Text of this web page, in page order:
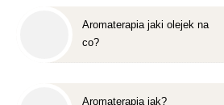
Aromaterapia jaki olejek na
co?
Aromaterapia jak?